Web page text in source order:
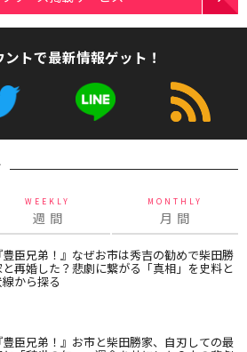
トで最新情報ゲット！
WEEKLY
週 間
MONTHLY
月 間
豊臣兄弟！』なぜお市は秀吉の勧めで柴田勝
と再婚した？悲劇に繋がる「真相」を史料と
から探る
豊臣兄弟！』お市と柴田勝家、自刃しての最